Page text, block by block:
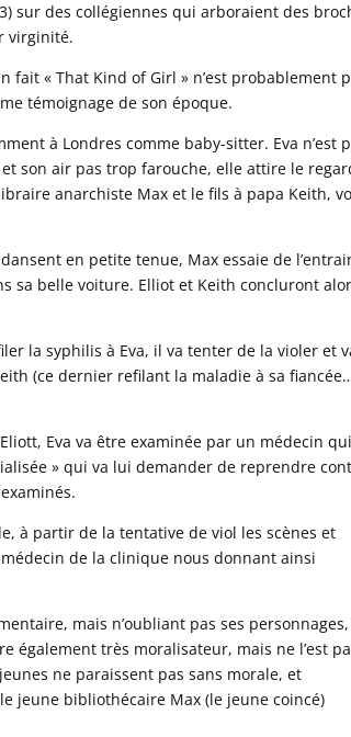
sur des collégiennes qui arboraient des
virginité.
fait « That Kind of Girl » n’est probablement
témoignage de son époque.
à Londres comme baby-sitter. Eva n’est
son air pas trop farouche, elle attire le
anarchiste Max et le fils à papa Keith,
en petite tenue, Max essaie de
sa belle voiture. Elliot et Keith concluront
la syphilis à Eva, il va tenter de la violer et
(ce dernier refilant la maladie à sa
Eva va être examinée par un médecin
» qui va lui demander de reprendre
à partir de la tentative de viol les scènes et
de la clinique nous donnant ainsi
mais n’oubliant pas ses personnages,
également très moralisateur, mais ne l’est
ne paraissent pas sans morale, et
jeune bibliothécaire Max (le jeune coincé)